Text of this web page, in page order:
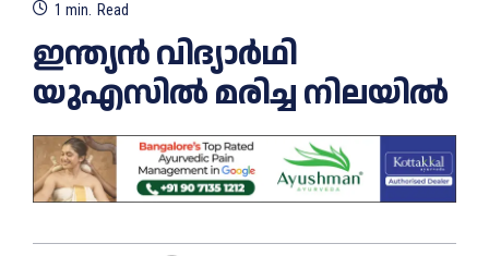
1 min. Read
ഇന്ത്യൻ വിദ്യാര്‍ഥി
യുഎസില്‍ മരിച്ച നിലയില്‍